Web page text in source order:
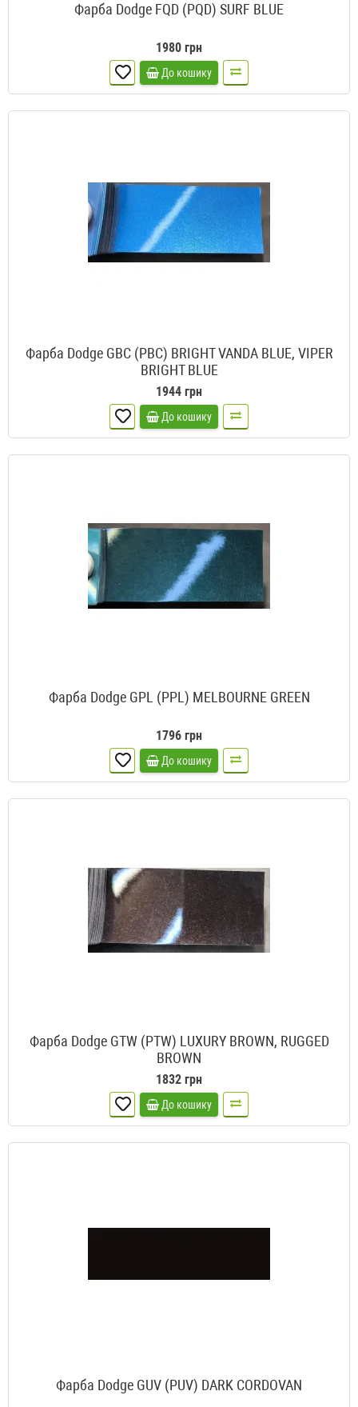
Фарба Dodge FQD (PQD) SURF BLUE
1980 грн
До кошику
Фарба Dodge GBC (PBC) BRIGHT VANDA BLUE, VIPER
BRIGHT BLUE
1944 грн
До кошику
Фарба Dodge GPL (PPL) MELBOURNE GREEN
1796 грн
До кошику
Фарба Dodge GTW (PTW) LUXURY BROWN, RUGGED
BROWN
1832 грн
До кошику
Фарба Dodge GUV (PUV) DARK CORDOVAN